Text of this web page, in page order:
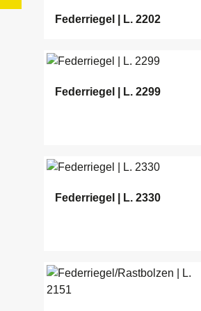
Federriegel | L. 2202
Federriegel | L. 2299
Federriegel | L. 2330